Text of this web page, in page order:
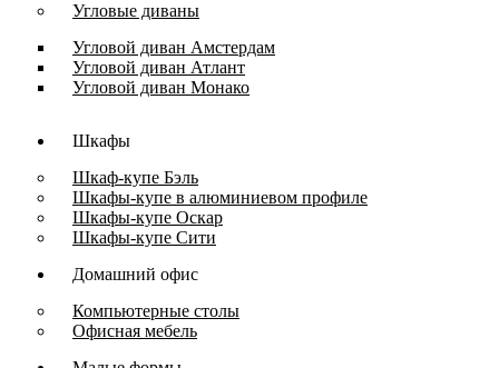
Угловые диваны
Угловой диван Амстердам
Угловой диван Атлант
Угловой диван Монако
Шкафы
Шкаф-купе Бэль
Шкафы-купе в алюминиевом профиле
Шкафы-купе Оскар
Шкафы-купе Сити
Домашний офис
Компьютерные столы
Офисная мебель